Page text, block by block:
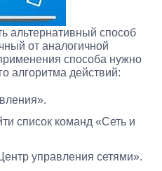
альтернативный способ
от аналогичной
способа нужно
алгоритма действий:
список команд «Сеть и
управления сетями».